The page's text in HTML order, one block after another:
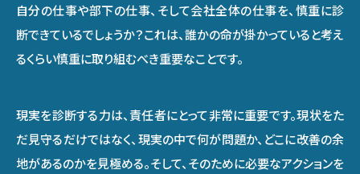
自分の仕事や部下の仕事、そして会社全体の仕事を、慎重に診
断できているでしょうか？これは、誰かの命が掛かっていると考え
るくらい慎重に取り組むべき重要なことです。
現実を診断する力は、責任者にとって非常に重要です。現状をた
だ見守るだけではなく、現実の中で何が問題か、どこに改善の余
地があるのかを見極める。そして、そのために必要なアクションを